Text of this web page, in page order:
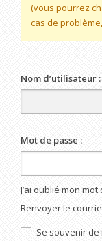
(vous pourrez
cas de problème,
Nom d’utilisateur :
Mot de passe :
J’ai oublié mon
Renvoyer le
Se souvenir de